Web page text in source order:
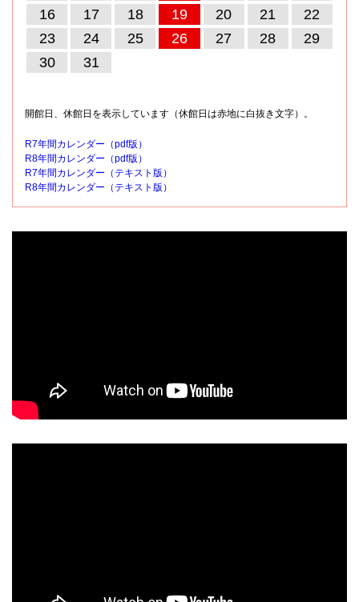
16
17 18 19 20 21
22
23
24 25 26 27 28
29
30
31
開館日、休館日を表示しています（休館日は赤地に白抜き文字）。
R7年間カレンダー（pdf版）
R8年間カレンダー（pdf版）
R7年間カレンダー（テキスト版）
R8年間カレンダー（テキスト版）